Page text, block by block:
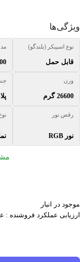
ویژگی‌ها
نوع اسپیکر (بلندگو)
قابل حمل
وزن
26600 گرم
رقص نور
نور RGB
موجود در انبار
ارزیابی عملکرد فروشنده :